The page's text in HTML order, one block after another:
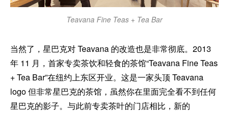
Teavana Fine Teas + Tea Bar
当然了，星巴克对 Teavana 的改造也是非常彻底。2013
年 11 月，首家专卖茶饮和轻食的茶馆“Teavana Fine Teas
+ Tea Bar”在纽约上东区开业。这是一家头顶 Teavana
logo 但非常星巴克的茶馆，虽然你在里面完全看不到任何
星巴克的影子。与此前专卖茶叶的门店相比，新的